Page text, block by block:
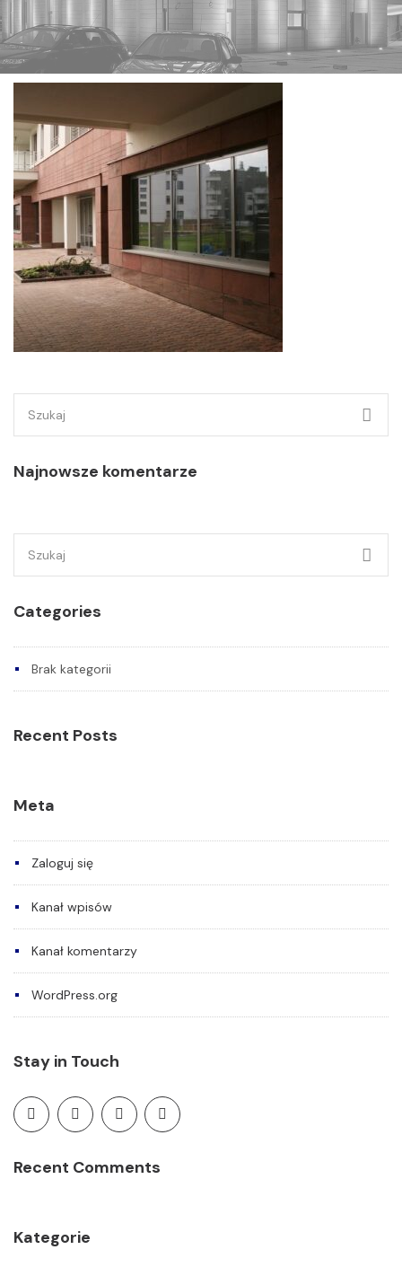
Najnowsze komentarze
Categories
Brak kategorii
Recent Posts
Meta
Zaloguj się
Kanał wpisów
Kanał komentarzy
WordPress.org
Stay in Touch
Recent Comments
Kategorie